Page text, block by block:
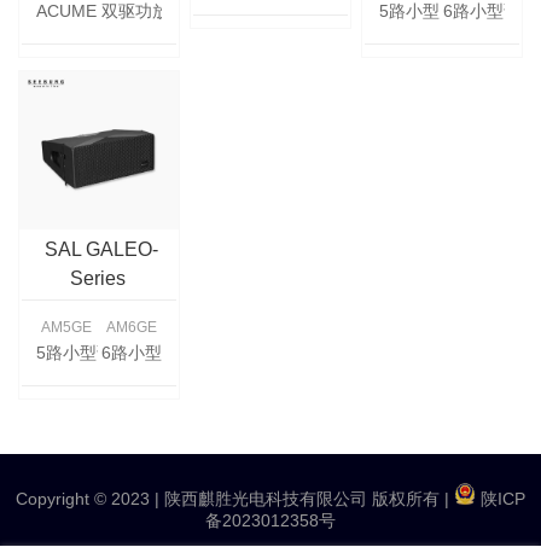
ACUMEN 8A双驱功放高频：25 W 5路小型调音台6路小型调音
SAL GALEO-
Series
AM5GE
5路小型调音台
AM6GE
6路小型调音台
Copyright © 2023 | 陕西麒胜光电科技有限公司 版权所有|
陕ICP
备2023012358号